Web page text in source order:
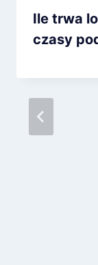
Ile trwa
czasy